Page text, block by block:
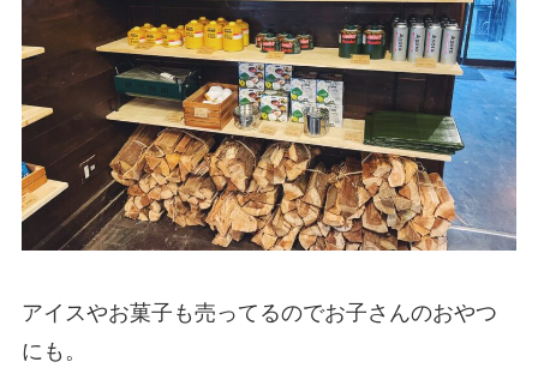
アイスやお菓子も売ってるのでお子さんのおやつ
にも。